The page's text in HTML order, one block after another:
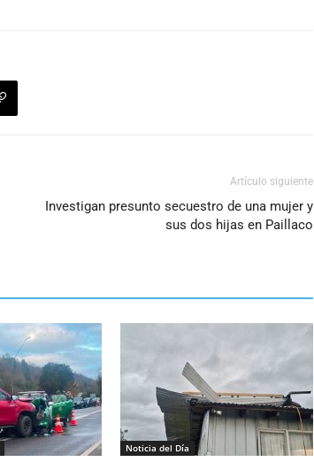
Artículo siguiente
Investigan presunto secuestro de una mujer y
sus dos hijas en Paillaco
Noticia del Día